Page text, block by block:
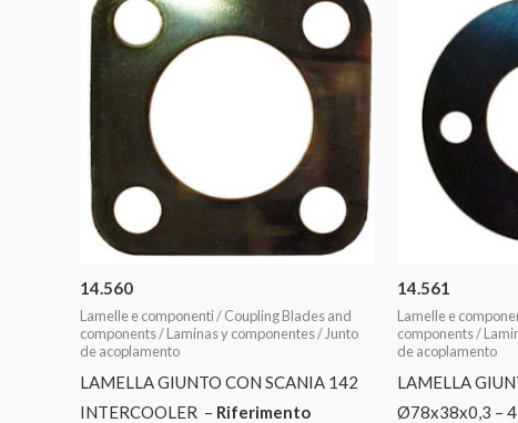
14.560
Lamelle e componenti / Coupling Blades and
components / Laminas y componentes / Junto
de acoplamento
LAMELLA GIUNTO CON SCANIA 142
INTERCOOLER – Riferimento
14.561
Lamelle e
components /
de acoplamento
LAMELLA
Ø78x38x0,3 –